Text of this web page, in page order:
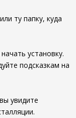
ту папку, куда
установку.
подсказкам на
увидите